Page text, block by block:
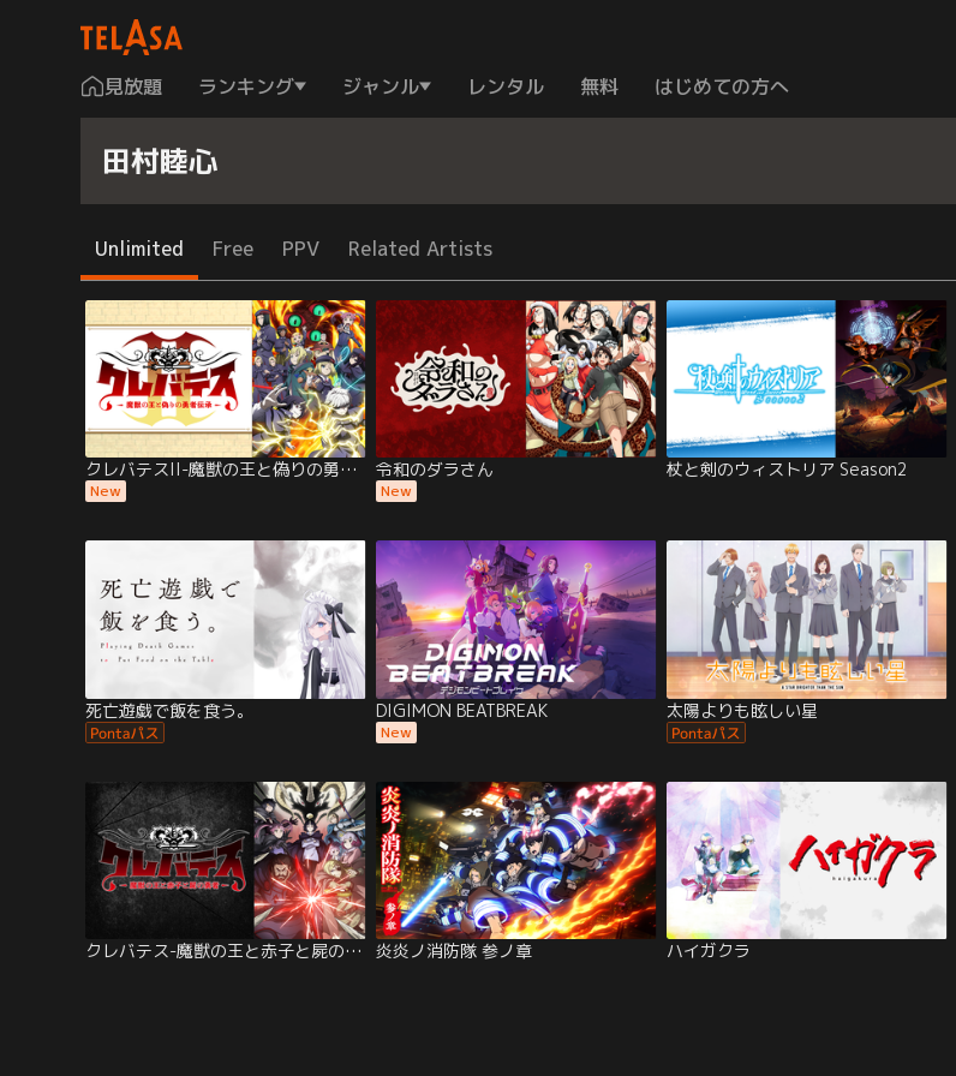
見放題 ランキング ジャンル レンタル 無料 はじめての方へ
田村睦心
Unlimited Free PPV Related Artists
クレバテスII-魔獣の王と偽りの勇者伝承-
New
令和のダラさん
New
杖と剣のウィストリア Season2
死亡遊戯で飯を食う。 DIGIMON BEATBREAK
New
太陽よりも眩しい星
クレバテス-魔獣の王と赤子と屍の勇者- 炎炎ノ消防隊 参ノ章 ハイガクラ